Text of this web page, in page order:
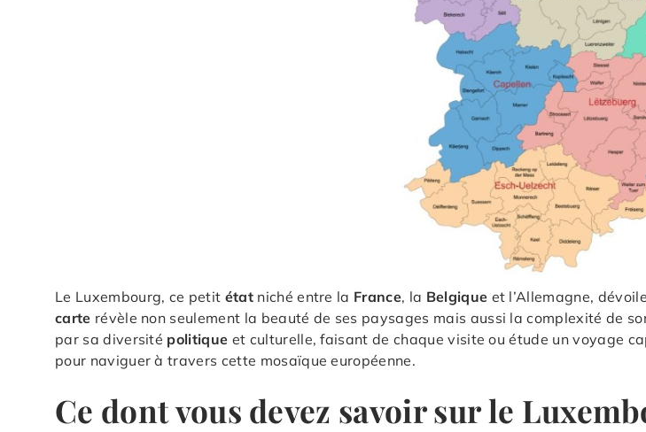
Le Luxembourg, ce petit étatniché entre la France, la Belgique et l’Allemagne,
carte révèle non seulement la beauté de ses paysages mais aussi la complexité de
par sa diversité politique et culturelle, faisant de chaque visite ou étude un voyage
pour naviguer à travers cette mosaïque européenne.
Ce dont vous devez savoir sur le